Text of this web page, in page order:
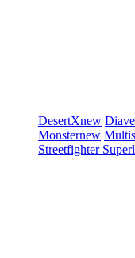
DesertXnew
Monsternew
Streetfighter